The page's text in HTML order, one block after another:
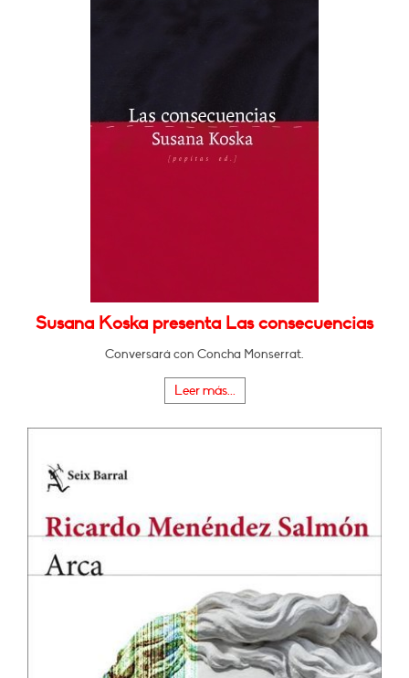
Susana Koska presenta Las consecuencias
Conversará con Concha Monserrat.
Leer más...